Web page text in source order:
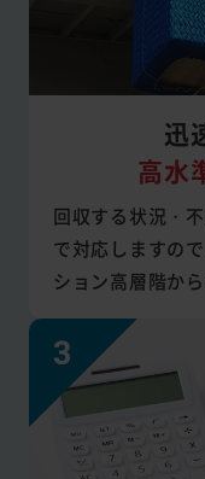
迅
高水
回収する状況・
で対応しますの
ション高層階か